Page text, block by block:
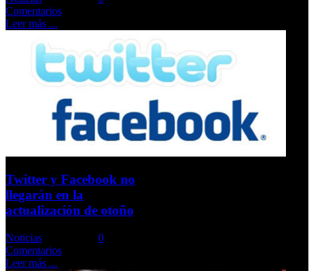
Comentarios
Leer más ...
Twitter y Facebook no
llegarán en la
actualización de otoño
Noticias
0
Comentarios
Leer más ...